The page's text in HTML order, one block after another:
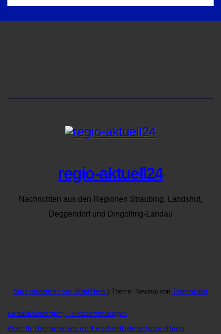
regio-aktuell24
Nachrichten aus den Regionen Straubing, Landshut,
Deggendorf und Dingolfing-Landau
Stolz präsentiert von WordPress Theme: Newsup von Themeansar
KontaktAutoren(pm) – Pressemitteilungen
Wenn Ihr Beitrag bei uns nicht erscheintDatenschutzerklärung